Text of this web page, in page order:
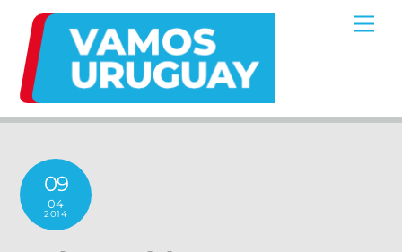
content
09
04
2014